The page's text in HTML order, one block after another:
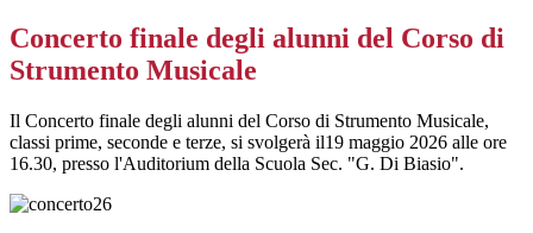
Concerto finale degli alunni del Corso di
Strumento Musicale
Il Concerto finale degli alunni del Corso di Strumento Musicale,
classi prime, seconde e terze, si svolgerà il19 maggio 2026 alle ore
16.30, presso l'Auditorium della Scuola Sec. "G. Di Biasio".